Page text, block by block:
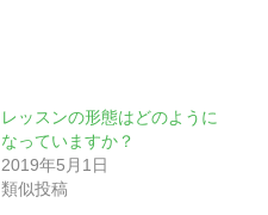
レッスンの形態はどのように
なっていますか？
2019年5月1日
類似投稿